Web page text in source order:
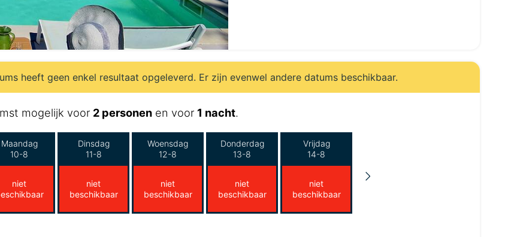
heeft geen enkel resultaat opgeleverd. Er zijn evenwel andere datums beschikbaar.
mogelijk voor 2 personenen voor 1 nacht.
Maandag
10-8
niet
Dinsdag
11-8
niet
beschikbaar
Woensdag
12-8
niet
beschikbaar
Donderdag
13-8
niet
beschikbaar
Vrijdag
14-8
niet
beschikbaar